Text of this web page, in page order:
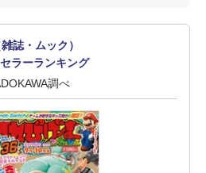
誌・ムック）
ラーランキング
調べ